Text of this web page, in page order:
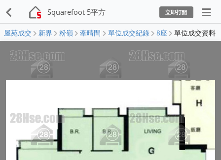
Squarefoot 5平方 立即打開
屋苑成交 新界 粉嶺 牽晴間 單位成交紀錄 8座 單位成交資料